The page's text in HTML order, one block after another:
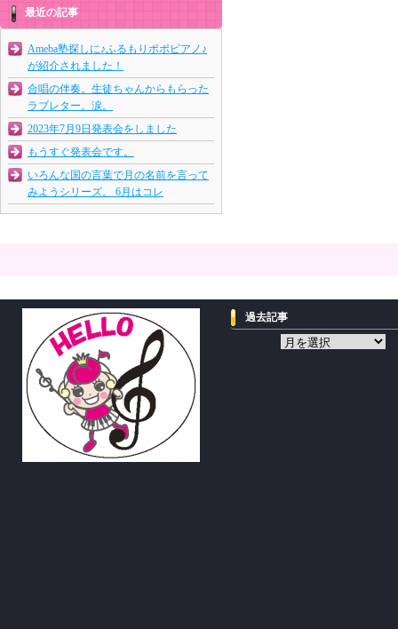
最近の記事
Ameba塾探しに♪ふるもりポポピアノ♪
が紹介されました！
合唱の伴奏。生徒ちゃんからもらった
ラブレター。涙。
2023年7月9日発表会をしました
もうすぐ発表会です。
いろんな国の言葉で月の名前を言って
みようシリーズ。 6月はコレ
過去記事